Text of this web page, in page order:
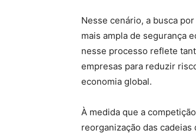
Nesse cenário, a busca
mais ampla de segurança
nesse processo reflete
empresas para reduzir
economia global.
À medida que a
reorganização das